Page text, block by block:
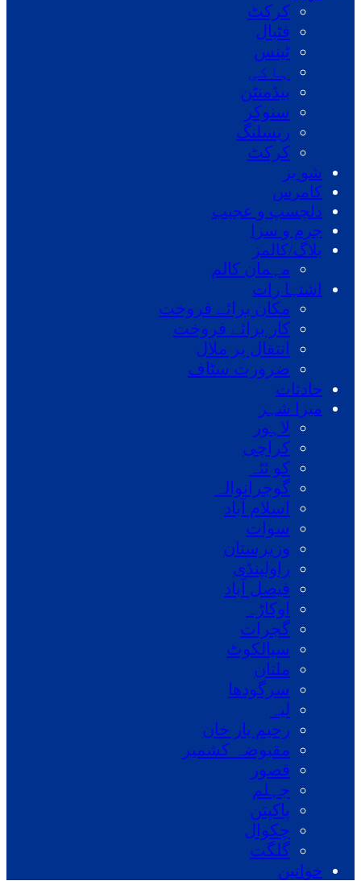
کرکٹ
فٹبال
ٹینس
ہاکی
بیڈمنٹن
سنوکر
ریسلنگ
کرکٹ
شو بز
کامرس
دلچسپ و عجیب
جرم و سزا
بلاگ/کالمز
مہمان کالم
اشتہا رات
مکان برائے فروخت
کار برائے فروخت
انتقال پر ملال
ضرورت سٹاف
حادثات
میرا شہر
لاہور
کراچی
کو ئٹہ
گوجرانوالہ
اسلام آباد
سوات
وزیرستان
راولپنڈی
فیصل آباد
اوکاڑہ
گجرات
سیالکوٹ
ملتان
سرگودھا
لیہ
رحیم یار خان
مقبوضہ کشمیر
قصور
جہلم
پاکپتن
چکوال
گلگت
خواتین